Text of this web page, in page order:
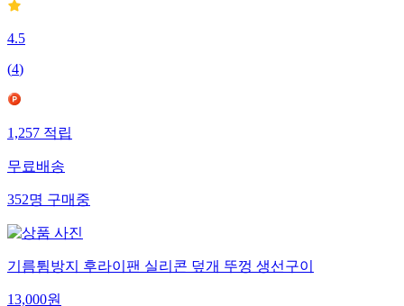
4.5
(4)
1,257 적립
무료배송
352명 구매중
기름튐방지 후라이팬 실리콘 덮개 뚜껑 생선구이
13,000원